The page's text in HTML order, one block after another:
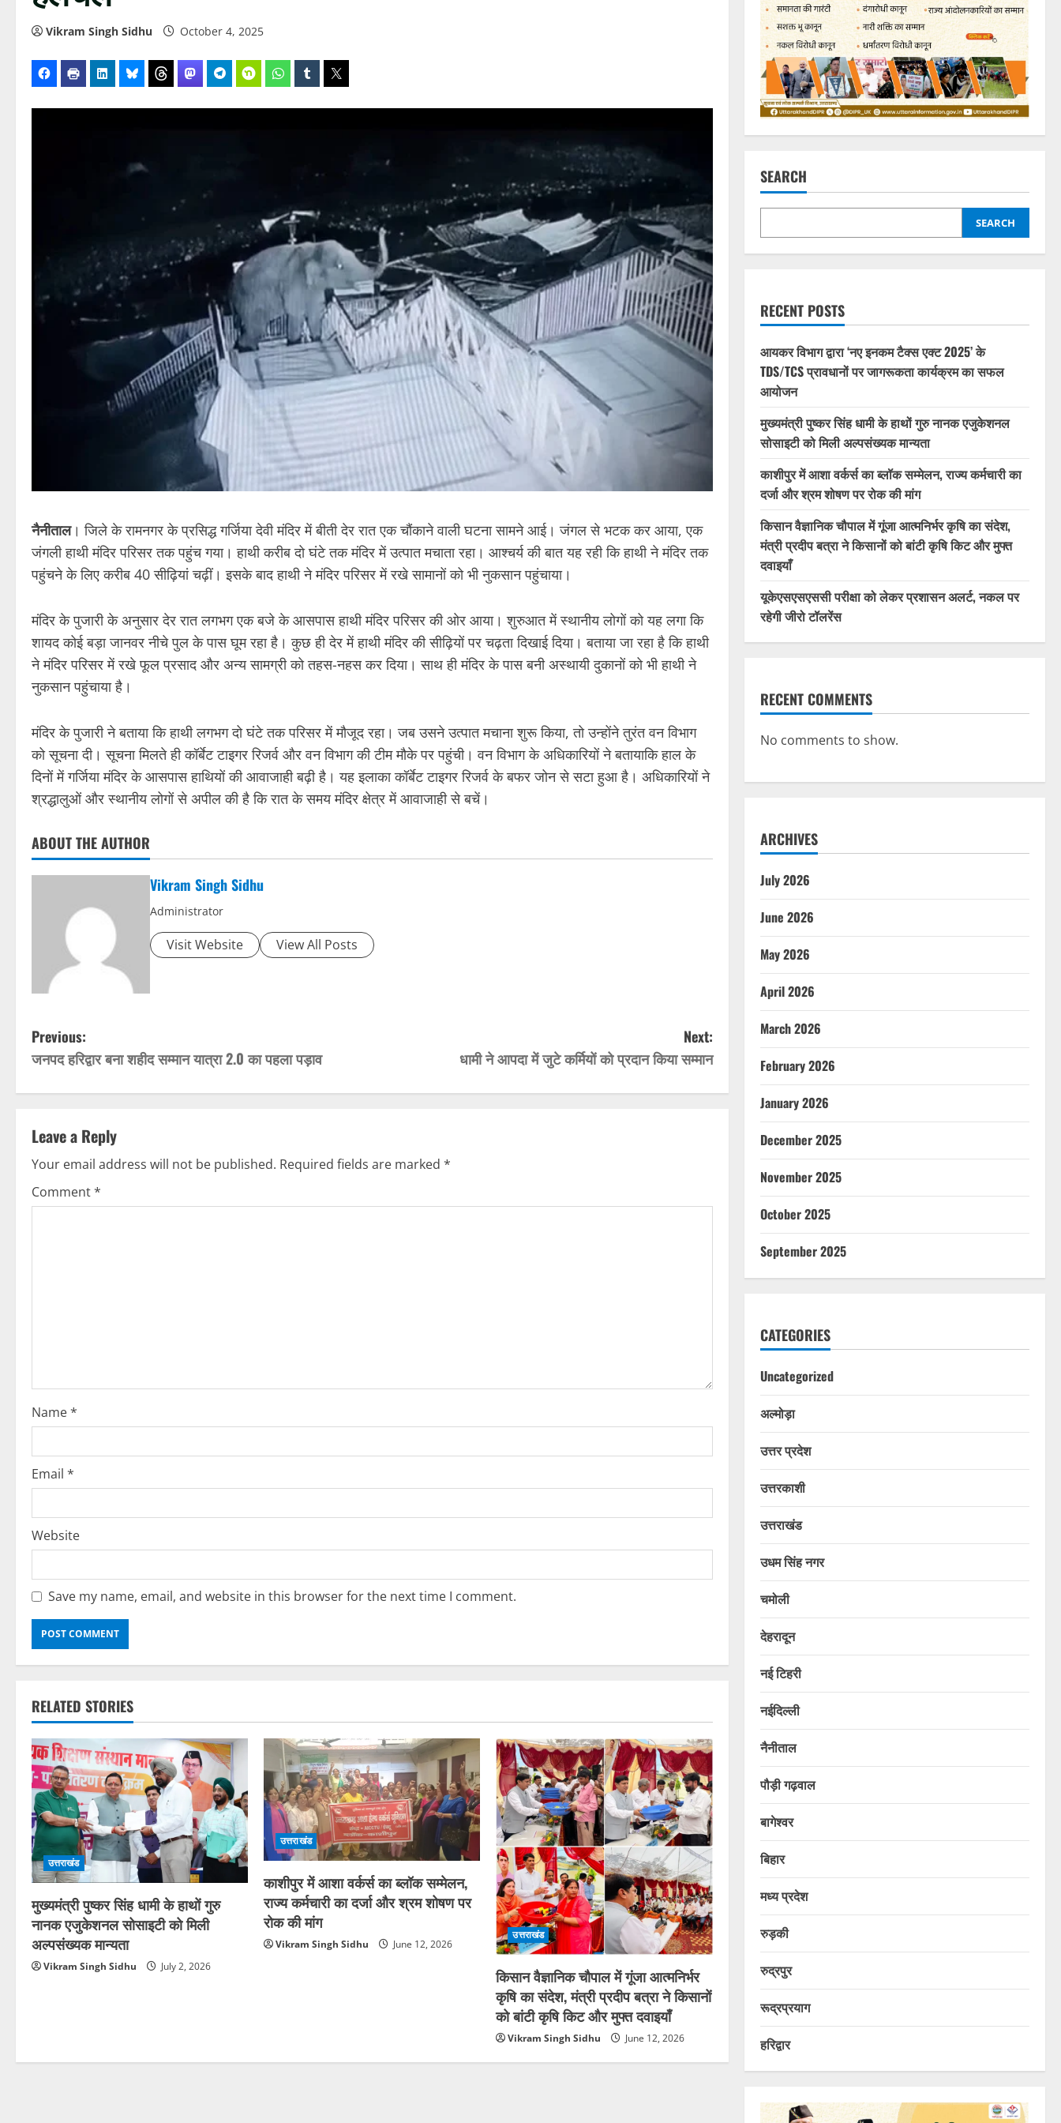
Vikram Singh Sidhu October 4, 2025
नैनीताल। जिले के रामनगर के प्रसिद्ध गर्जिया देवी मंदिर में बीती देर रात एक चौंकाने वाली घटना सामने आई। जंगल से भटक कर आया, एक
जंगली हाथी मंदिर परिसर तक पहुंच गया। हाथी करीब दो घंटे तक मंदिर में उत्पात मचाता रहा। आश्चर्य की बात यह रही कि हाथी ने मंदिर तक
पहुंचने के लिए करीब 40 सीढ़ियां चढ़ीं। इसके बाद हाथी ने मंदिर परिसर में रखे सामानों को भी नुकसान पहुंचाया।
मंदिर के पुजारी के अनुसार देर रात लगभग एक बजे के आसपास हाथी मंदिर परिसर की ओर आया। शुरुआत में स्थानीय लोगों को यह लगा कि
शायद कोई बड़ा जानवर नीचे पुल के पास घूम रहा है। कुछ ही देर में हाथी मंदिर की सीढ़ियों पर चढ़ता दिखाई दिया। बताया जा रहा है कि हाथी
ने मंदिर परिसर में रखे फूल प्रसाद और अन्य सामग्री को तहस-नहस कर दिया। साथ ही मंदिर के पास बनी अस्थायी दुकानों को भी हाथी ने
नुकसान पहुंचाया है।
मंदिर के पुजारी ने बताया कि हाथी लगभग दो घंटे तक परिसर में मौजूद रहा। जब उसने उत्पात मचाना शुरू किया, तो उन्होंने तुरंत वन विभाग
को सूचना दी। सूचना मिलते ही कॉर्बेट टाइगर रिजर्व और वन विभाग की टीम मौके पर पहुंची। वन विभाग के अधिकारियों ने बतायाकि हाल के
दिनों में गर्जिया मंदिर के आसपास हाथियों की आवाजाही बढ़ी है। यह इलाका कॉर्बेट टाइगर रिजर्व के बफर जोन से सटा हुआ है। अधिकारियों ने
श्रद्धालुओं और स्थानीय लोगों से अपील की है कि रात के समय मंदिर क्षेत्र में आवाजाही से बचें।
ABOUT THE AUTHOR
Vikram Singh Sidhu
Administrator
Visit Website View All Posts
P
o
s
t
n
a
i
o
n
Previous:
जनपद हरिद्वार बना शहीद सम्मान यात्रा 2.0 का पहला पड़ाव
Next:
धामी ने आपदा में जुटे कर्मियों को प्रदान किया सम्मान
Leave a Reply
Your email address will not be published. Required fields are marked *
Comment*
Name*
Email *
Website
Save my name, email, and website in this browser for the next time I comment.
RELATED STORIES
उत्तराखंड
मुख्यमंत्री पुष्कर सिंह धामी के हाथों गुरु
नानक एजुकेशनल सोसाइटी को मिली
अल्पसंख्यक मान्यता
Vikram Singh Sidhu July 2, 2026
उत्तराखंड
काशीपुर में आशा वर्कर्स का ब्लॉक सम्मेलन,
राज्य कर्मचारी का दर्जा और श्रम शोषण पर
रोक की मांग
Vikram Singh Sidhu June 12, 2026
उत्तराखंड
किसान वैज्ञानिक चौपाल में गूंजा आत्मनिर्भर
कृषि का संदेश, मंत्री प्रदीप बत्रा ने किसानों
को बांटी कृषि किट और मुफ्त दवाइयाँ
Vikram Singh Sidhu June 12, 2026
SEARCH
SEARCH
RECENT POSTS
आयकर विभाग द्वारा ‘नए इनकम टैक्स एक्ट 2025’ के
TDS/TCS प्रावधानों पर जागरूकता कार्यक्रम का सफल
आयोजन
मुख्यमंत्री पुष्कर सिंह धामी के हाथों गुरु नानक एजुकेशनल
सोसाइटी को मिली अल्पसंख्यक मान्यता
काशीपुर में आशा वर्कर्स का ब्लॉक सम्मेलन, राज्य कर्मचारी का
दर्जा और श्रम शोषण पर रोक की मांग
किसान वैज्ञानिक चौपाल में गूंजा आत्मनिर्भर कृषि का संदेश,
मंत्री प्रदीप बत्रा ने किसानों को बांटी कृषि किट और मुफ्त
दवाइयाँ
यूकेएसएसएससी परीक्षा को लेकर प्रशासन अलर्ट, नकल पर
रहेगी जीरो टॉलरेंस
RECENT COMMENTS
No comments to show.
ARCHIVES
July 2026
June 2026
May 2026
April 2026
March 2026
February 2026
January 2026
December 2025
November 2025
October 2025
September 2025
CATEGORIES
Uncategorized
अल्मोड़ा
उत्तर प्रदेश
उत्तरकाशी
उत्तराखंड
उधम सिंह नगर
चमोली
देहरादून
नई टिहरी
नईदिल्ली
नैनीताल
पौड़ी गढ़वाल
बागेश्वर
बिहार
मध्य प्रदेश
रुड़की
रुद्रपुर
रूद्रप्रयाग
हरिद्वार